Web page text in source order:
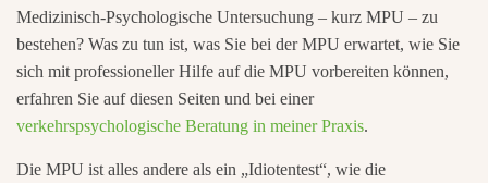
Medizinisch-Psychologische Untersuchung – kurz MPU – zu
bestehen? Was zu tun ist, was Sie bei der MPU erwartet, wie Sie
sich mit professioneller Hilfe auf die MPU vorbereiten können,
erfahren Sie auf diesen Seiten und bei einer
verkehrspsychologische Beratung in meiner Praxis.
Die MPU ist alles andere als ein „Idiotentest“, wie die